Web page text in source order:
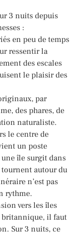
3 nuits depuis
:
en peu de temps
ressentir la
des escales
le plaisir des
par
des phares, de
naturaliste.
le centre de
un poste
île surgit dans
autour du
n’est pas
rythme.
vers les îles
il faut
Sur 3 nuits, ce